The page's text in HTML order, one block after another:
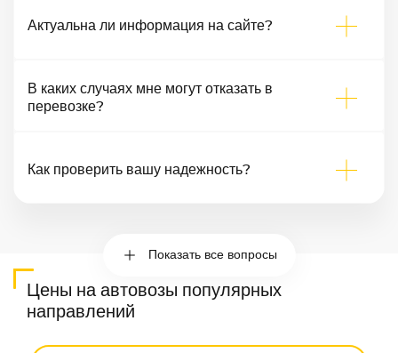
Актуальна ли информация на сайте?
В каких случаях мне могут отказать в
перевозке?
Как проверить вашу надежность?
Показать все вопросы
Цены на автовозы популярных
направлений